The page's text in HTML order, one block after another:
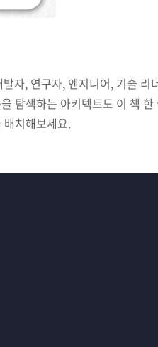
자, 연구자, 엔지니어, 기술 리
탐색하는 아키텍트도 이 책 한
배치해보세요.